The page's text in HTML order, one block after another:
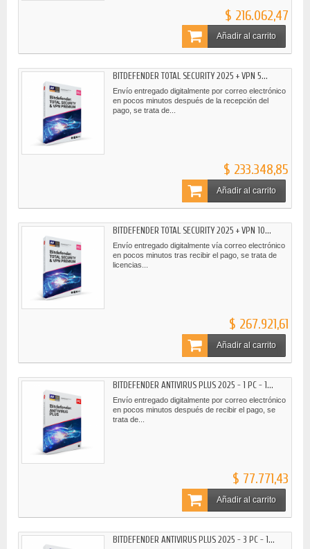
$ 216.062,47
Añadir al carrito
BITDEFENDER TOTAL SECURITY 2025 + VPN 5...
Envío entregado digitalmente por correo electrónico
en pocos minutos después de la recepción del
pago, se trata de...
$ 233.348,85
Añadir al carrito
BITDEFENDER TOTAL SECURITY 2025 + VPN 10...
Envío entregado digitalmente vía correo electrónico
en pocos minutos tras recibir el pago, se trata de
licencias...
$ 267.921,61
Añadir al carrito
BITDEFENDER ANTIVIRUS PLUS 2025 - 1 PC - 1...
Envío entregado digitalmente por correo electrónico
en pocos minutos después de recibir el pago, se
trata de...
$ 77.771,43
Añadir al carrito
BITDEFENDER ANTIVIRUS PLUS 2025 - 3 PC - 1...